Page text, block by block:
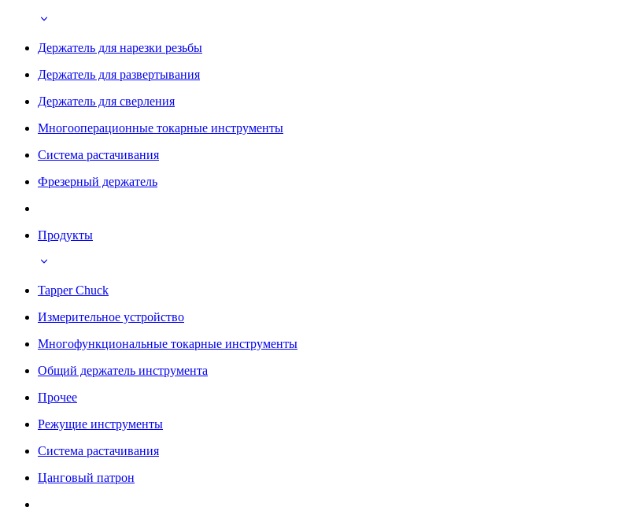
Держатель для нарезки резьбы
Держатель для развертывания
Держатель для сверления
Многооперационные токарные инструменты
Система растачивания
Фрезерный держатель
Продукты
Tapper Chuck
Измерительное устройство
Многофункциональные токарные инструменты
Общий держатель инструмента
Прочее
Режущие инструменты
Система растачивания
Цанговый патрон